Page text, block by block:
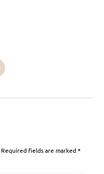
Required fields are marked*